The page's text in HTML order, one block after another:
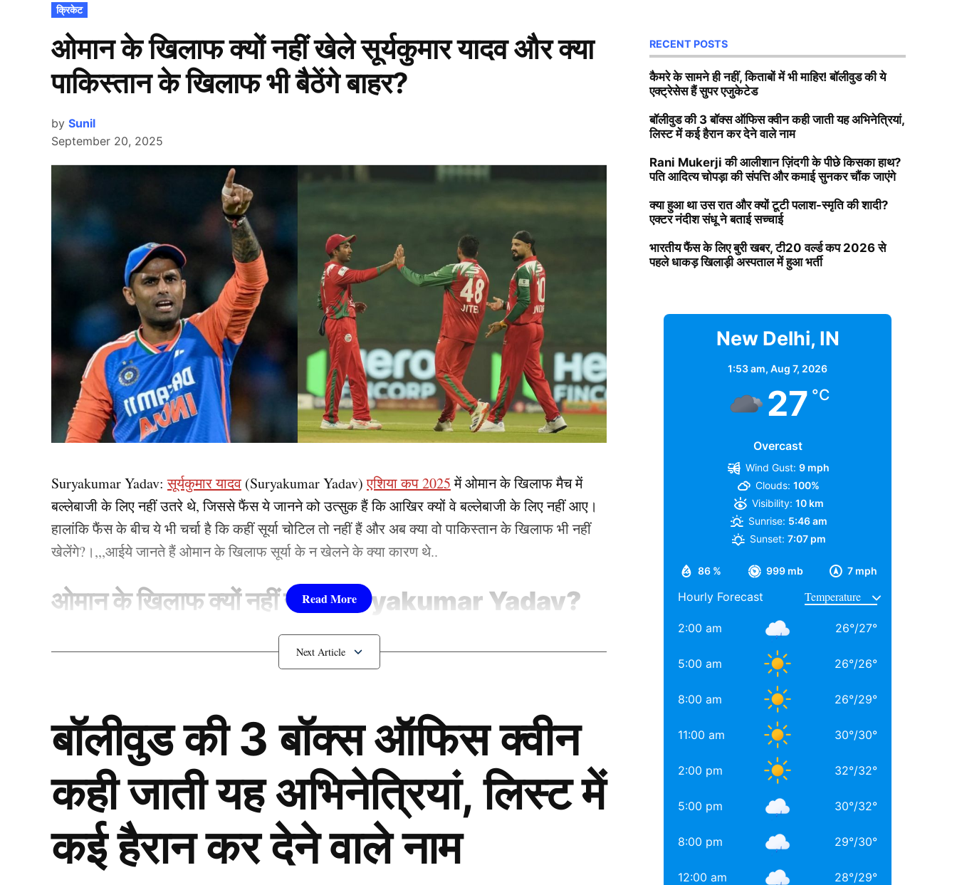
POSTED
IN
क्रिकेट
ओमान के खिलाफ क्यों नहीं खेले सूर्यकुमार यादव और क्या
पाकिस्तान के खिलाफ भी बैठेंगे बाहर?
by Sunil
September 20, 2025
Suryakumar Yadav:सूर्यकुमार यादव (Suryakumar Yadav)एशिया कप 2025में ओमान के खिलाफ मैच में
बल्लेबाजी के लिए नहीं उतरे थे, जिससे फैंस ये जानने को उत्सुक हैं कि आखिर क्यों वे बल्लेबाजी के लिए नहीं आए।
हालांकि फैंस के बीच ये भी चर्चा है कि कहीं सूर्या चोटिल तो नहीं हैं और अब क्या वो पाकिस्तान के खिलाफ भी नहीं
खेलेंगे?।,,,आईये जानते हैं ओमान के खिलाफ सूर्या के न खेलने के क्या कारण थे..
ओमान के खिलाफ क्यों नहीं खेलेSuryakumar Yadav?
बॉलीवुड की 3 बॉक्स ऑफिस क्वीन
कही जाती यह अभिनेत्रियां, लिस्ट में
कई हैरान कर देने वाले नाम
RECENT POSTS
कैमरे के सामने ही नहीं, किताबों में भी माहिर! बॉलीवुड की ये
एक्ट्रेसेस हैं सुपर एजुकेटेड
बॉलीवुड की 3 बॉक्स ऑफिस क्वीन कही जाती यह अभिनेत्रियां,
लिस्ट में कई हैरान कर देने वाले नाम
Rani Mukerji की आलीशान ज़िंदगी के पीछे किसका हाथ?
पति आदित्य चोपड़ा की संपत्ति और कमाई सुनकर चौंक जाएंगे
क्या हुआ था उस रात और क्यों टूटी पलाश-स्मृति की शादी?
एक्टर नंदीश संधू ने बताई सच्चाई
भारतीय फैंस के लिए बुरी खबर, टी20 वर्ल्ड कप 2026 से
पहले धाकड़ खिलाड़ी अस्पताल में हुआ भर्ती
New Delhi, IN
1:53 am, Aug 7, 2026
27 °C
Overcast
86 % 999 mb 7 mph
Wind Gust: 9 mph
Clouds: 100%
Visibility: 10 km
Sunrise: 5:46 am
Sunset: 7:07 pm
Hourly Forecast
2:00 am 26°/27°
5:00 am 26°/26°
8:00 am 26°/29°
11:00 am 30°/30°
2:00 pm 32°/32°
5:00 pm 30°/32°
8:00 pm 29°/30°
12:00 am 28°/29°